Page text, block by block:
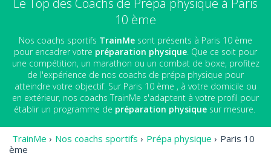
Le Top des Coachs de Prépa physique à Paris
10 ème
Nos coachs sportifs TrainMe sont présents à Paris 10 ème
pour encadrer votre préparation physique . Que ce soit pour
une compétition, un marathon ou un combat de boxe, profitez
de l'expérience de nos coachs de prépa physique pour
atteindre votre objectif. Sur Paris 10 ème , à votre domicile ou
en extérieur, nos coachs TrainMe s'adaptent à votre profil pour
établir un programme de préparation physiquesur mesure.
TrainMe › Nos coachs sportifs › Prépa physique › Paris 10
ème